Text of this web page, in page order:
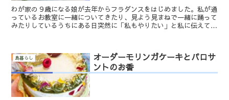
わが家の９歳になる娘が去年からフラダンスをはじめました。私が通
っているお教室に一緒についてきたり、見よう見まねで一緒に踊って
みたりしているうちにある日突然に「私もやりたい」と私に伝えてく
島暮らし
オーダーモリンガケーキとパロサ
ントのお香